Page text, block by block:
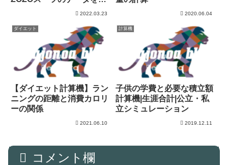
2022.03.23 2020.06.04
ダイエット
【ダイエット計算機】ラン
ニングの距離と消費カロリ
ーの関係
2021.06.10
計算機
子供の学費と必要な積立額
計算機|生涯合計|公立・私
立シミュレーション
2019.12.11
コメント欄